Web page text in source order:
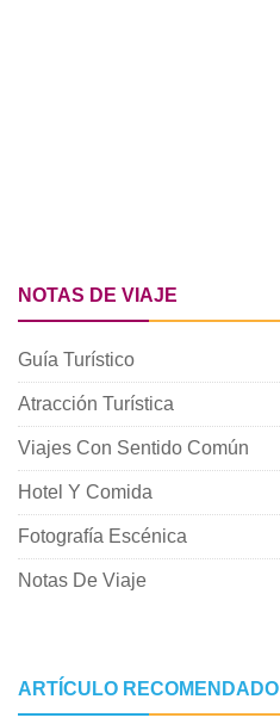
NOTAS DE VIAJE
Guía Turístico
Atracción Turística
Viajes Con Sentido Común
Hotel Y Comida
Fotografía Escénica
Notas De Viaje
ARTÍCULO RECOMENDADO